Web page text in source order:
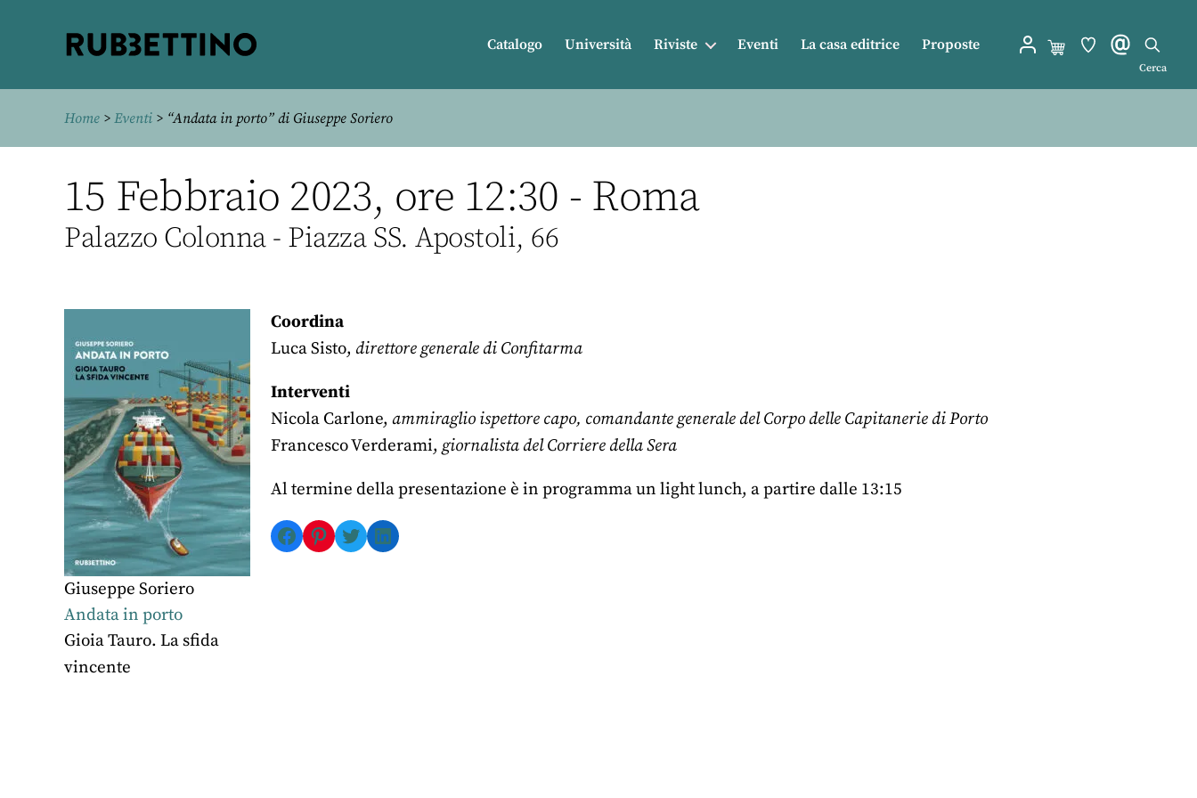
Catalogo Università Riviste Eventi La casa editrice Proposte
Cerca
Home > Eventi > “Andata in porto” di Giuseppe Soriero
15 Febbraio 2023, ore 12:30 - Roma
Palazzo Colonna - Piazza SS. Apostoli, 66
Giuseppe Soriero
Andata in porto
Gioia Tauro. La sfida
vincente
Coordina
Luca Sisto, direttore generale di Confitarma
Interventi
Nicola Carlone, ammiraglio ispettore capo, comandante generale del Corpo delle Capitanerie di Porto
Francesco Verderami, giornalista del Corriere della Sera
Al termine della presentazione è in programma un light lunch, a partire dalle 13:15
Facebook
Pinterest
TwitterLinkedIn